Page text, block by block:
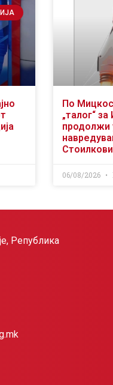
По
„талог“
продолжи
06/08/2026
Република